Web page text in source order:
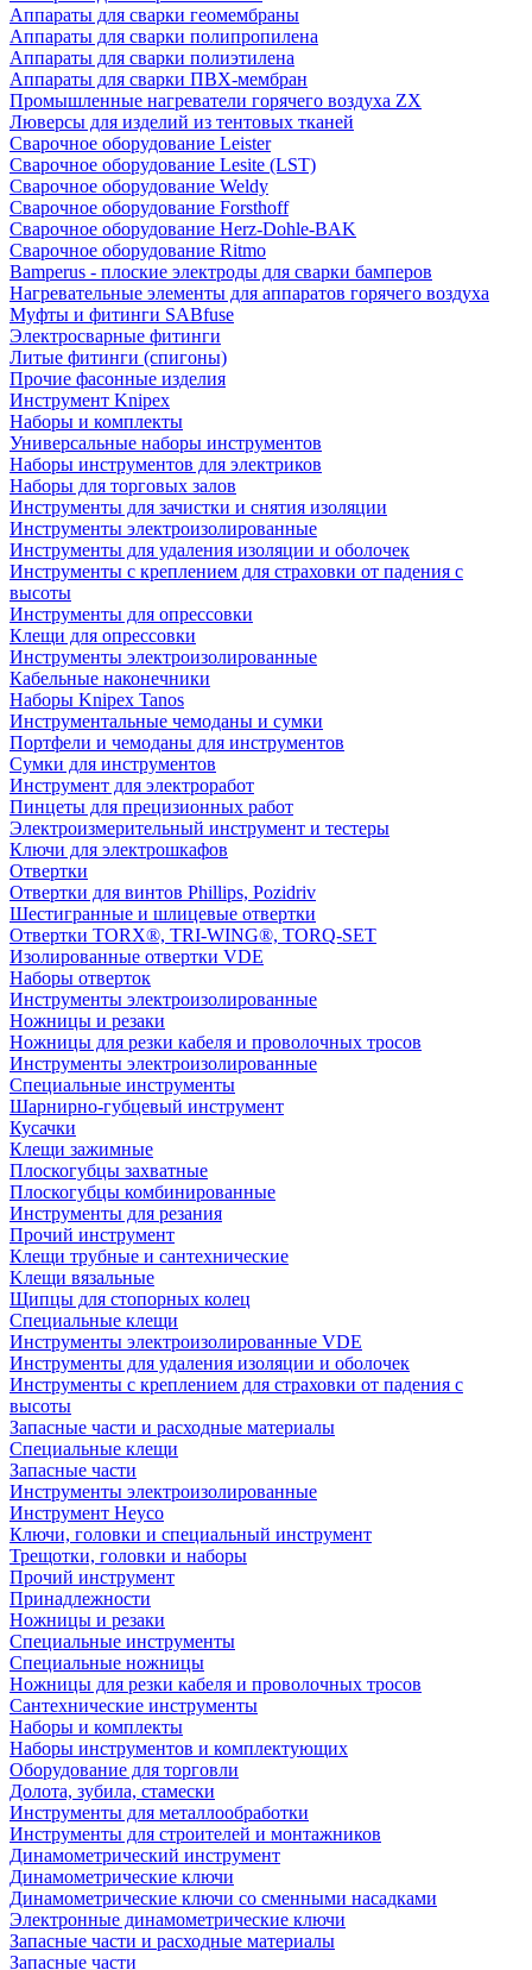
Аппараты для сварки геомембраны
Аппараты для сварки полипропилена
Аппараты для сварки полиэтилена
Аппараты для сварки ПВХ-мембран
Промышленные нагреватели горячего воздуха ZX
Люверсы для изделий из тентовых тканей
Сварочное оборудование Leister
Сварочное оборудование Lesite (LST)
Сварочное оборудование Weldy
Сварочное оборудование Forsthoff
Сварочное оборудование Herz-Dohle-BAK
Сварочное оборудование Ritmo
Bamperus - плоские электроды для сварки бамперов
Нагревательные элементы для аппаратов горячего воздуха
Муфты и фитинги SABfuse
Электросварные фитинги
Литые фитинги (спигоны)
Прочие фасонные изделия
Инструмент Knipex
Наборы и комплекты
Универсальные наборы инструментов
Наборы инструментов для электриков
Наборы для торговых залов
Инструменты для зачистки и снятия изоляции
Инструменты электроизолированные
Инструменты для удаления изоляции и оболочек
Инструменты с креплением для страховки от падения с
высоты
Инструменты для опрессовки
Клещи для опрессовки
Инструменты электроизолированные
Кабельные наконечники
Наборы Knipex Tanos
Инструментальные чемоданы и сумки
Портфели и чемоданы для инструментов
Сумки для инструментов
Инструмент для электроработ
Пинцеты для прецизионных работ
Электроизмерительный инструмент и тестеры
Ключи для электрошкафов
Отвертки
Отвертки для винтов Phillips, Pozidriv
Шестигранные и шлицевые отвертки
Отвертки TORX®, TRI-WING®, TORQ-SET
Изолированные отвертки VDE
Наборы отверток
Инструменты электроизолированные
Ножницы и резаки
Ножницы для резки кабеля и проволочных тросов
Инструменты электроизолированные
Специальные инструменты
Шарнирно-губцевый инструмент
Кусачки
Клещи зажимные
Плоскогубцы захватные
Плоскогубцы комбинированные
Инструменты для резания
Прочий инструмент
Клещи трубные и сантехнические
Kлещи вязальные
Щипцы для стопорных колец
Специальные клещи
Инструменты электроизолированные VDE
Инструменты для удаления изоляции и оболочек
Инструменты с креплением для страховки от падения с
высоты
Запасные части и расходные материалы
Специальные клещи
Запасные части
Инструменты электроизолированные
Инструмент Heyco
Ключи, головки и специальный инструмент
Трещотки, головки и наборы
Прочий инструмент
Принадлежности
Ножницы и резаки
Специальные инструменты
Специальные ножницы
Ножницы для резки кабеля и проволочных тросов
Сантехнические инструменты
Наборы и комплекты
Наборы инструментов и комплектующих
Оборудование для торговли
Долота, зубила, стамески
Инструменты для металлообработки
Инструменты для строителей и монтажников
Динамометрический инструмент
Динамометрические ключи
Динамометрические ключи со сменными насадками
Электронные динамометрические ключи
Запасные части и расходные материалы
Запасные части